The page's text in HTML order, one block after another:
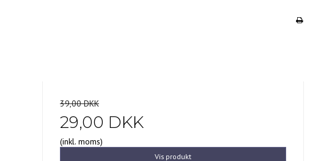
39,00 DKK
29,00 DKK
(inkl. moms)
Vis produkt